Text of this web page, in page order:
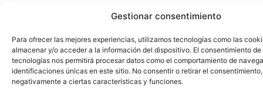
Gestionar consentimiento
Para ofrecer las mejores experiencias, utilizamos tecnologías como las
almacenar y/o acceder a la información del dispositivo. El consentimiento de
tecnologías nos permitirá procesar datos como el comportamiento de
identificaciones únicas en este sitio. No consentir o retirar el
negativamente a ciertas características y funciones.